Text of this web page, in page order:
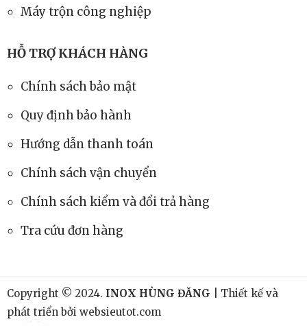
Máy trộn công nghiệp
HỖ TRỢ KHÁCH HÀNG
Chính sách bảo mật
Quy định bảo hành
Hướng dẫn thanh toán
Chính sách vận chuyển
Chính sách kiểm và đổi trả hàng
Tra cứu đơn hàng
Copyright © 2024. INOX HÙNG ĐĂNG | Thiết kế và
phát triển bởi websieutot.com